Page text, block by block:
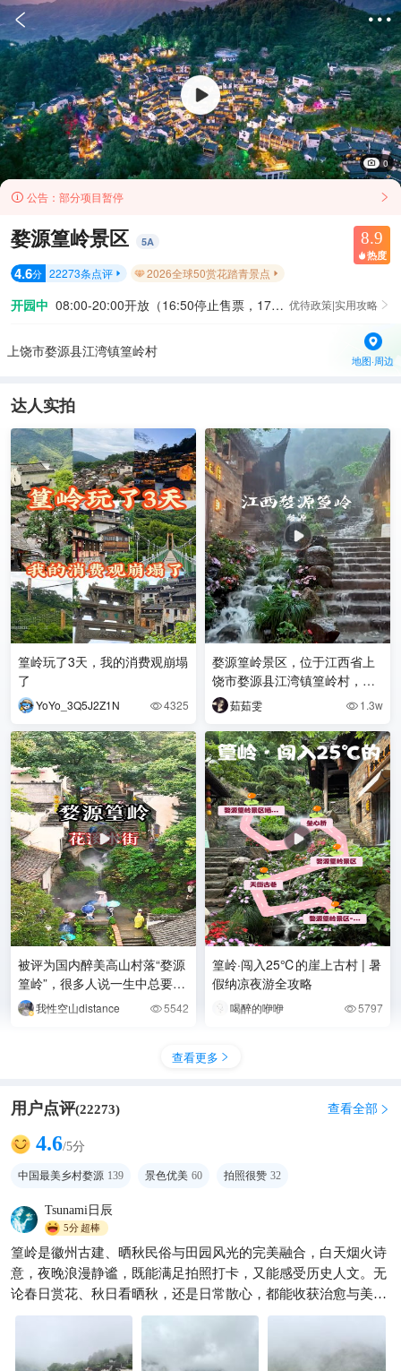
 
0
 公告： 部分项目暂停 
婺源篁岭景区 5A 8.9
 热度
4.6分 22273条点评  2026全球50赏花踏青景点 
开园中 08:00-20:00开放（16:50停止售票，17:00停止入园） 优待政策|实用攻略 
上饶市婺源县江湾镇篁岭村
地图·周边
达人实拍
篁岭玩了3天，我的消费观崩塌
了
YoYo_3Q5J2Z1N 4325
被评为国内醉美高山村落“婺源
篁岭”，很多人说一生中总要来
一次婺源，这样的水街古巷，
你觉得是否值得一去
我性空山distance 5542
夏游篁岭云海，揽尽徽州六百
年温柔
婺源篁岭景区，位于江西省上
饶市婺源县江湾镇篁岭村，是
国家AAAA级旅游景区，是集观
光、休闲、体验、度
茹茹雯  1.3w
篁岭·闯入25℃的崖上古村 | 暑
假纳凉夜游全攻略
喝醉的咿咿 5797
查看更多 
用户点评(22273) 查看全部 
4.6/5分
中国最美乡村婺源 139 景色优美 60 拍照很赞 32
Tsunami日辰
5分超棒
篁岭是徽州古建、晒秋民俗与田园风光的完美融合，白天烟火诗
意，夜晚浪漫静谧，既能满足拍照打卡，又能感受历史人文。无
论春日赏花、秋日看晒秋，还是日常散心，都能收获治愈与美
好，是婺源必打卡的标杆古村。